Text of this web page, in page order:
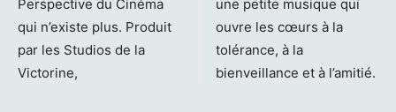
Perspective du Cinéma
qui n’existe plus. Produit
par les Studios de la
Victorine,
une petite musique qui
ouvre les cœurs à la
tolérance, à la
bienveillance et à l’amitié.